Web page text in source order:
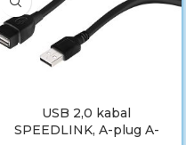
USB 2,0 kabal
SPEEDLINK, A-plug A-